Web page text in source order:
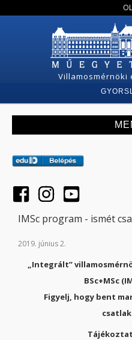
Villamosmérnöki
IMSc program - ismét
2019. június 2.
„Integrált”
BSc+MSc
Figyelj, hogy bent
T